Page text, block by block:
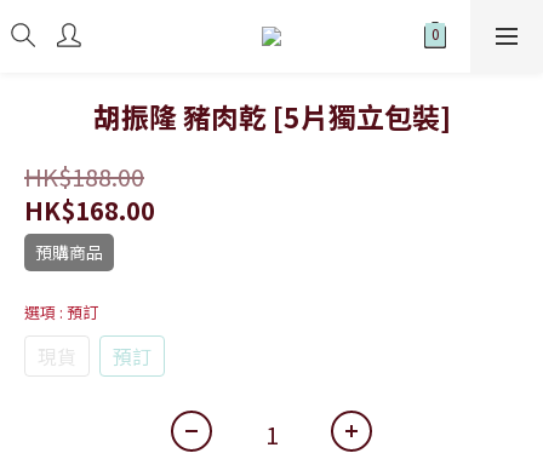
胡振隆 豬肉乾 [5片獨立包裝]
HK$188.00
HK$168.00
預購商品
選項 : 預訂
現貨 預訂